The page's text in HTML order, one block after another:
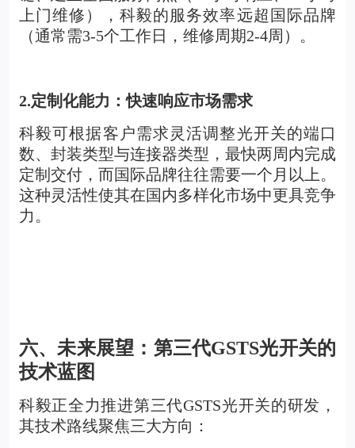
上门维修），科毅的服务效率远超国际品牌
（通常需3-5个工作日，维修周期2-4周）。
2.定制化能力：快速响应市场需求
科毅可根据客户需求灵活调整光开关的端口
数、封装类型与连接器类型，最快两周内完成
定制交付，而国际品牌往往需要一个月以上。
这种灵活性使其在国内多样化市场中更具竞争
力。
六、未来展望：第三代GSTS光开关的
技术蓝图
科毅正全力推进第三代GSTS光开关的研发，
其技术路线聚焦三大方向：